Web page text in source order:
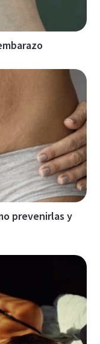
prevenirlas y